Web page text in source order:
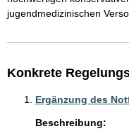
jugendmedizinischen
Konkrete
Ergänzung des
Beschreibung: